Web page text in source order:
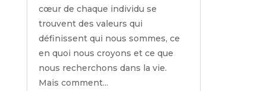
cœur de chaque individu se
trouvent des valeurs qui
définissent qui nous sommes, ce
en quoi nous croyons et ce que
nous recherchons dans la vie.
Mais comment...